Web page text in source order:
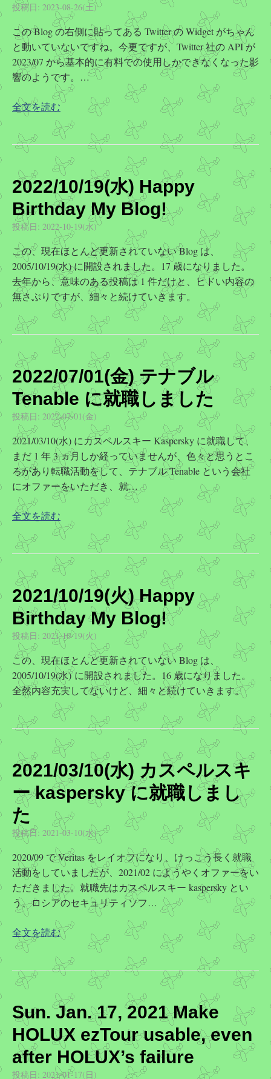
投稿日: 2023-08-26(土)
この Blog の右側に貼ってある Twitter の Widget がちゃん
と動いていないですね。今更ですが、Twitter 社の API が
2023/07 から基本的に有料での使用しかできなくなった影
響のようです。…
全文を読む
2022/10/19(水) Happy
Birthday My Blog!
投稿日: 2022-10-19(水)
この、現在ほとんど更新されていない Blog は、
2005/10/19(水) に開設されました。17 歳になりました。
去年から、意味のある投稿は 1 件だけと、ヒドい内容の
無さぶりですが、細々と続けていきます。
2022/07/01(金) テナブル
Tenable に就職しました
投稿日: 2022-07-01(金)
2021/03/10(水) にカスペルスキー Kaspersky に就職して、
まだ 1 年 3 ヵ月しか経っていませんが、色々と思うとこ
ろがあり転職活動をして、テナブル Tenable という会社
にオファーをいただき、就…
全文を読む
2021/10/19(火) Happy
Birthday My Blog!
投稿日: 2021-10-19(火)
この、現在ほとんど更新されていない Blog は、
2005/10/19(水) に開設されました。16 歳になりました。
全然内容充実してないけど、細々と続けていきます。
2021/03/10(水) カスペルスキ
ー kaspersky に就職しまし
た
投稿日: 2021-03-10(水)
2020/09 で Veritas をレイオフになり、けっこう長く就職
活動をしていましたが、2021/02 にようやくオファーをい
ただきました。就職先はカスペルスキー kaspersky とい
う、ロシアのセキュリティソフ…
全文を読む
Sun. Jan. 17, 2021 Make
HOLUX ezTour usable, even
after HOLUX’s failure
投稿日: 2021-01-17(日)